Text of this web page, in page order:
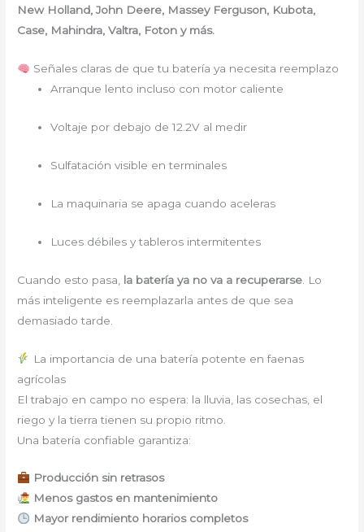
New Holland, John Deere, Massey Ferguson, Kubota,
Case, Mahindra, Valtra, Foton y más.
Señales claras de que tu batería ya necesita reemplazo
Arranque lento incluso con motor caliente
Voltaje por debajo de 12.2V al medir
Sulfatación visible en terminales
La maquinaria se apaga cuando aceleras
Luces débiles y tableros intermitentes
Cuando esto pasa, la batería ya no va a recuperarse . Lo
más inteligente es reemplazarla antes de que sea
demasiado tarde.
La importancia de una batería potente en faenas
agrícolas
El trabajo en campo no espera: la lluvia, las cosechas, el
riego y la tierra tienen su propio ritmo.
Una batería confiable garantiza:
Producción sin retrasos
Menos gastos en mantenimiento
Mayor rendimiento horarios completos